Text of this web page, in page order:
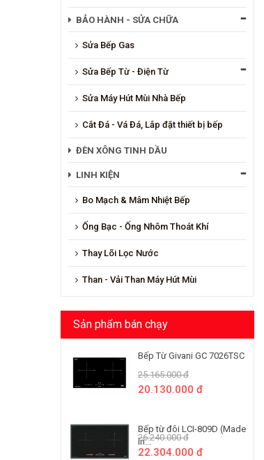
BẢO HÀNH - SỬA CHỮA
Sửa Bếp Gas
Sửa Bếp Từ - Điện Từ
Sửa Máy Hút Mùi Nhà Bếp
Cắt Đá - Vá Đá, Lắp đặt thiết bị bếp
ĐÈN XÔNG TINH DẦU
LINH KIỆN
Bo Mạch & Mâm Nhiệt Bếp
Ống Bạc - Ống Nhôm Thoát Khí
Thay Lõi Lọc Nước
Than - Vải Than Máy Hút Mùi
Sản phẩm bán chạy
Bếp Từ Givani GC 7026TSC
25.165.000 đ
20.130.000 đ
Bếp từ đôi LCI-809D (Made
In...
26.240.000 đ
22.304.000 đ